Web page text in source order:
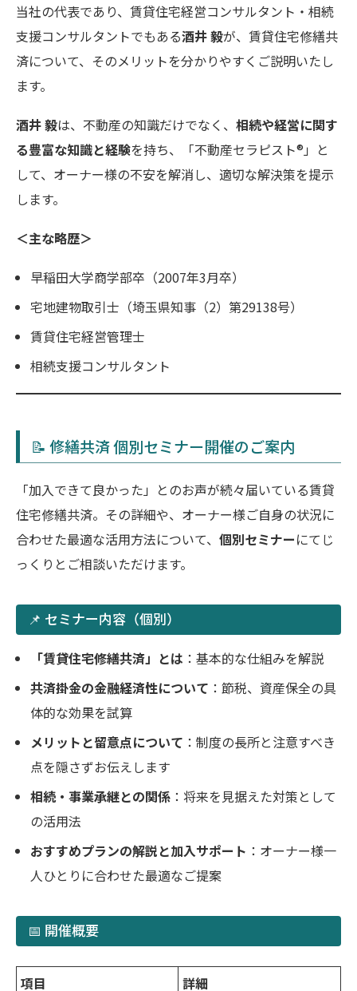
当社の代表であり、賃貸住宅経営コンサルタント・相続
支援コンサルタントでもある酒井 毅が、賃貸住宅修繕共
済について、そのメリットを分かりやすくご説明いたし
ます。
酒井 毅は、不動産の知識だけでなく、 相続や経営に関す
る豊富な知識と経験を持ち、「不動産セラピスト®」と
して、オーナー様の不安を解消し、適切な解決策を提示
します。
＜主な略歴＞
早稲田大学商学部卒（2007年3月卒）
宅地建物取引士（埼玉県知事（2）第29138号）
賃貸住宅経営管理士
相続支援コンサルタント
📝 修繕共済 個別セミナー開催のご案内
「加入できて良かった」とのお声が続々届いている賃貸
住宅修繕共済。その詳細や、オーナー様ご自身の状況に
合わせた最適な活用方法について、 個別セミナーにてじ
っくりとご相談いただけます。
📌 セミナー内容（個別）
「賃貸住宅修繕共済」とは ：基本的な仕組みを解説
共済掛金の金融経済性について ：節税、資産保全の具
体的な効果を試算
メリットと留意点について ：制度の長所と注意すべき
点を隠さずお伝えします
相続・事業承継との関係 ：将来を見据えた対策として
の活用法
おすすめプランの解説と加入サポート ：オーナー様一
人ひとりに合わせた最適なご提案
📅 開催概要
項目
詳細